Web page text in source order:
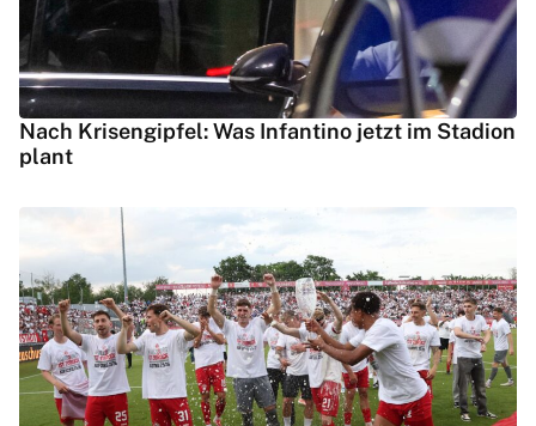
Nach Krisengipfel: Was Infantino jetzt im Stadion
plant